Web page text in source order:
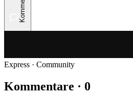
Express · Community
Kommentare · 0